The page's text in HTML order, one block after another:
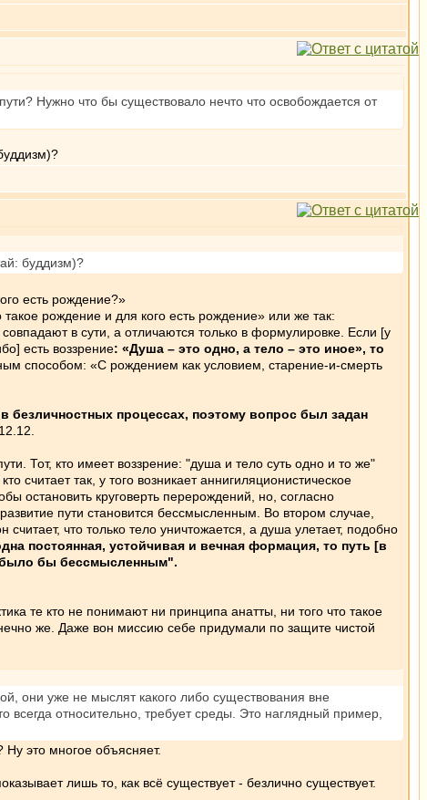
Нужно что бы существовало нечто что освобождается от
буддизм)?
есть рождение?»
рождение и для кого есть рождение» или же так:
в сути, а отличаются только в формулировке. Если [у
есть воззрение: «Душа – это одно, а тело – это иное», то
способом: «С рождением как условием, старение-и-смерть
безличностных процессах, поэтому вопрос был задан
Тот, кто имеет воззрение: "душа и тело суть одно и то же"
считает так, у того возникает аннигиляционистическое
остановить круговерть перерождений, но, согласно
пути становится бессмысленным. Во втором случае,
что только тело уничтожается, а душа улетает, подобно
постоянная, устойчивая и вечная формация, то путь [в
было бы бессмысленным".
те кто не понимают ни принципа анатты, ни того что такое
же. Даже вон миссию себе придумали по защите чистой
они уже не мыслят какого либо существования вне
относительно, требует среды. Это наглядный пример,
это многое объясняет.
лишь то, как всё существует - безлично существует.